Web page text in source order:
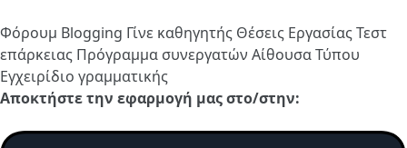
Φόρουμ Blogging Γίνε καθηγητής Θέσεις ΕργασίαςΤεστ
επάρκειας Πρόγραμμα συνεργατών Αίθουσα Τύπου
Εγχειρίδιο γραμματικής
Αποκτήστε την εφαρμογή μας στο/στην: